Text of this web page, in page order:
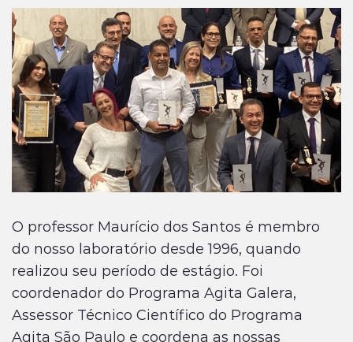
O professor Maurício dos Santos é membro
do nosso laboratório desde 1996, quando
realizou seu período de estágio. Foi
coordenador do Programa Agita Galera,
Assessor Técnico Científico do Programa
Agita São Paulo e coordena as nossas